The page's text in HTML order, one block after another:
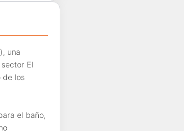
una
El
de los
el baño,